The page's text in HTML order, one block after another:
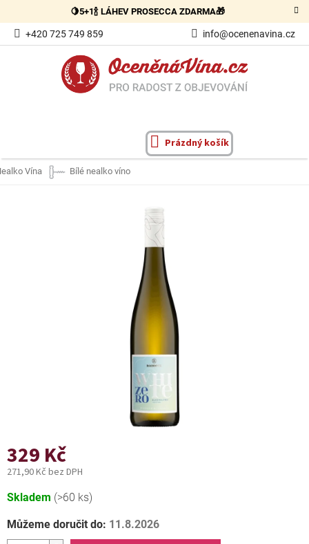
obsah
🍋5+1🍾 LÁHEV PROSECCA ZDARMA🎁
+420 725 749 859 info@ocenenavina.cz
NÁKUPNÍ
Prázdný košík
Vína Bílé nealko víno
329 Kč
271,90 Kč bez DPH
Měrná
Skladem (>60 ks)
Můžeme doručit do: 11.8.2026